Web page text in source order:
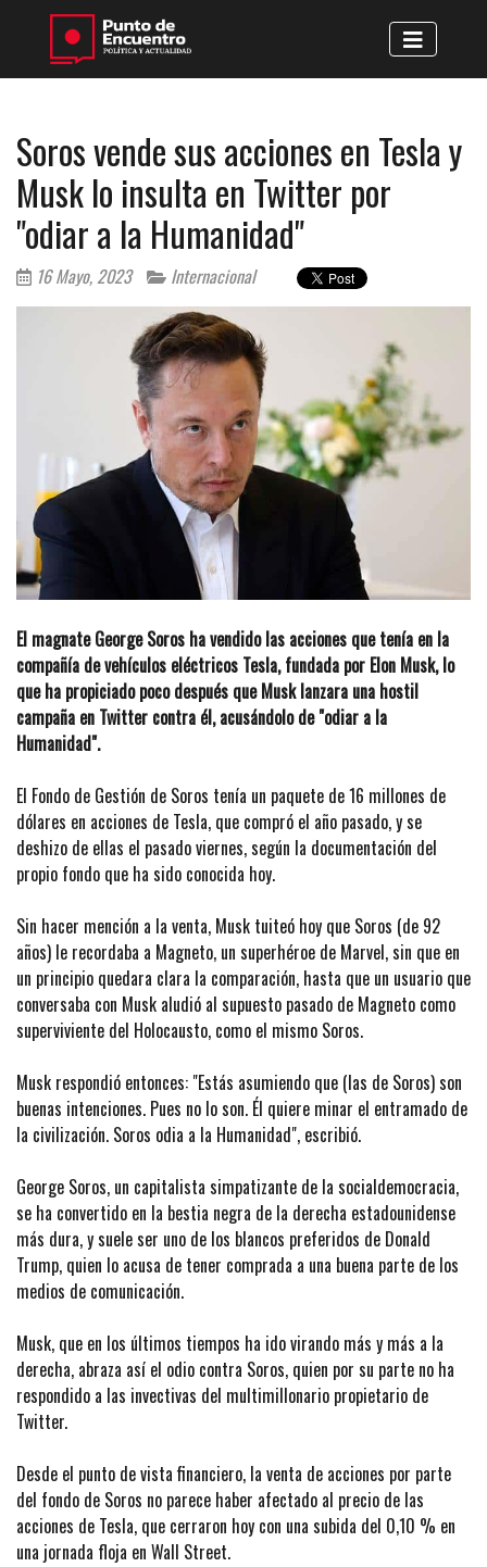
Soros vende sus acciones en Tesla y
Musk lo insulta en Twitter por
"odiar a la Humanidad"
16 Mayo, 2023 Internacional
El magnate George Soros ha vendido las acciones que tenía en la
compañía de vehículos eléctricos Tesla, fundada por Elon Musk, lo
que ha propiciado poco después que Musk lanzara una hostil
campaña en Twitter contra él, acusándolo de "odiar a la
Humanidad".
El Fondo de Gestión de Soros tenía un paquete de 16 millones de
dólares en acciones de Tesla, que compró el año pasado, y se
deshizo de ellas el pasado viernes, según la documentación del
propio fondo que ha sido conocida hoy.
Sin hacer mención a la venta, Musk tuiteó hoy que Soros (de 92
años) le recordaba a Magneto, un superhéroe de Marvel, sin que en
un principio quedara clara la comparación, hasta que un usuario que
conversaba con Musk aludió al supuesto pasado de Magneto como
superviviente del Holocausto, como el mismo Soros.
Musk respondió entonces: "Estás asumiendo que (las de Soros) son
buenas intenciones. Pues no lo son. Él quiere minar el entramado de
la civilización. Soros odia a la Humanidad", escribió.
George Soros, un capitalista simpatizante de la socialdemocracia,
se ha convertido en la bestia negra de la derecha estadounidense
más dura, y suele ser uno de los blancos preferidos de Donald
Trump, quien lo acusa de tener comprada a una buena parte de los
medios de comunicación.
Musk, que en los últimos tiempos ha ido virando más y más a la
derecha, abraza así el odio contra Soros, quien por su parte no ha
respondido a las invectivas del multimillonario propietario de
Twitter.
Desde el punto de vista financiero, la venta de acciones por parte
del fondo de Soros no parece haber afectado al precio de las
acciones de Tesla, que cerraron hoy con una subida del 0,10 % en
una jornada floja en Wall Street.